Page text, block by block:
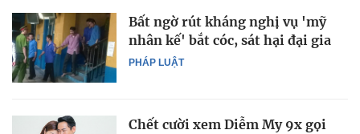
PHÁP LUẬT
Bất ngờ rút kháng nghị vụ 'mỹ
nhân kế' bắt cóc, sát hại đại gia
Chết cười xem Diễm My 9x gọi